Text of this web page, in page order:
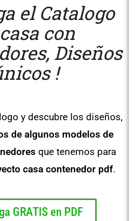
el Catalogo
con
Diseños
!
y descubre los diseños,
de algunos modelos de
que tenemos para
casa contenedor pdf.
GRATIS en PDF